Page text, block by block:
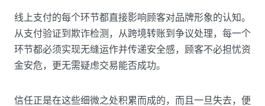
线上支付的每个环节都直接影响顾客对品牌形象的认知。
从支付验证到欺诈检测，从跨境转账到争议处理，每一个
环节都必须实现无缝运作并传递安全感，顾客不必担忧资
金安危，更无需疑虑交易能否成功。
信任正是在这些细微之处积累而成的，而且一旦失去，便